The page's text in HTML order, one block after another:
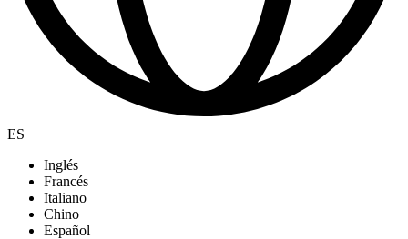
ES
Inglés
Francés
Italiano
Chino
Español